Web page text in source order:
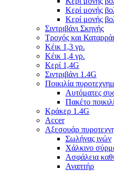
Κερί μονής
Κερί μονής
Σιντριβάνι Σκηνής
Τροχός και
Κέικ 1,3 γρ.
Κέικ 1,4 γρ.
Κερί 1,4G
Σιντριβάνι 1.4G
Ποικιλία
Αυτόματες
Πακέτο
Κράκερ 1.4G
Accer
Αξεσουάρ
Σωλήνας ινών
Χάλκινο
Ασφάλεια
Αναπτήρ